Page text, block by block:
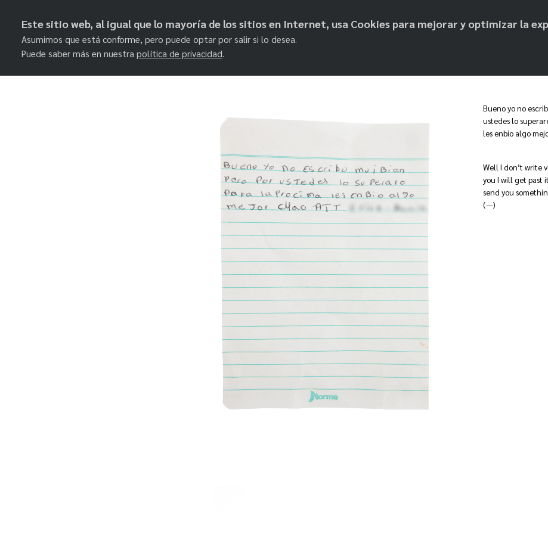
objetos de paz
Bueno yo no
ustedes lo
les enbio algo
Well I don’t write
you I will get past
send you
(—)
Este sitio web, al igual que lo mayoría de los sitios en Internet, usa Cookies para mejorar y optimizar la
Asumimos que está conforme, pero puede optar por salir si lo desea.
Puede saber más en nuestra política de privacidad.